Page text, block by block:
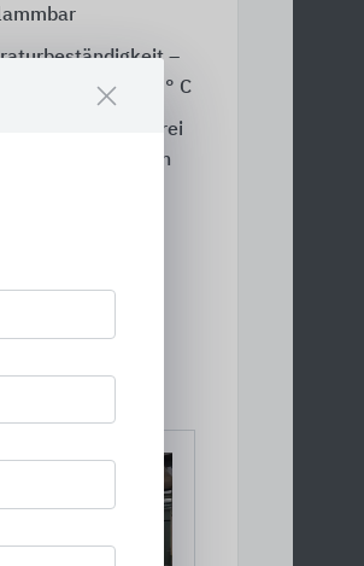
–
–40° C bis +180° C
unbedenklich – frei
und natürlichen